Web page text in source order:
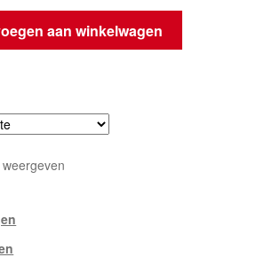
aan winkelwagen